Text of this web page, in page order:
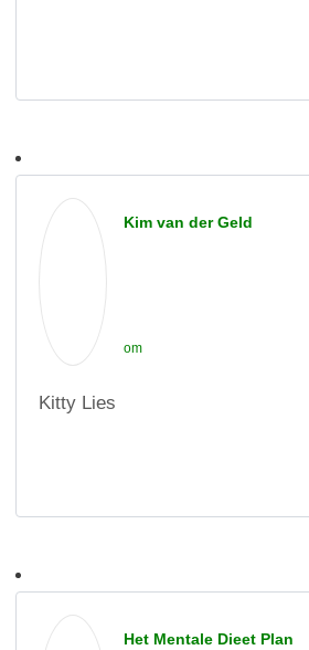
Kim van der Geld
om
Kitty Lies
Het Mentale Dieet Plan